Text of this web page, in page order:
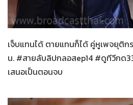
26-11-2565 สายลับลิปกลอ
เจ็บแทนได้ ตายแทนก็ได้ คู่หูเพจยุติก
น. #สายลับลิปกลอสep14 #ดูทีวีกด
เสนอเป็นตอนจบ